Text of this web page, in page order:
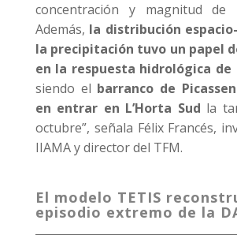
concentración y magnitud de
Además, la distribución
la precipitación tuvo un papel
en la respuesta hidrológica de
siendo el barranco de
en entrar en L’Horta Sud la
octubre”, señala Félix Francés,
IIAMA y director del TFM.
El modelo TETIS
episodio extremo de la